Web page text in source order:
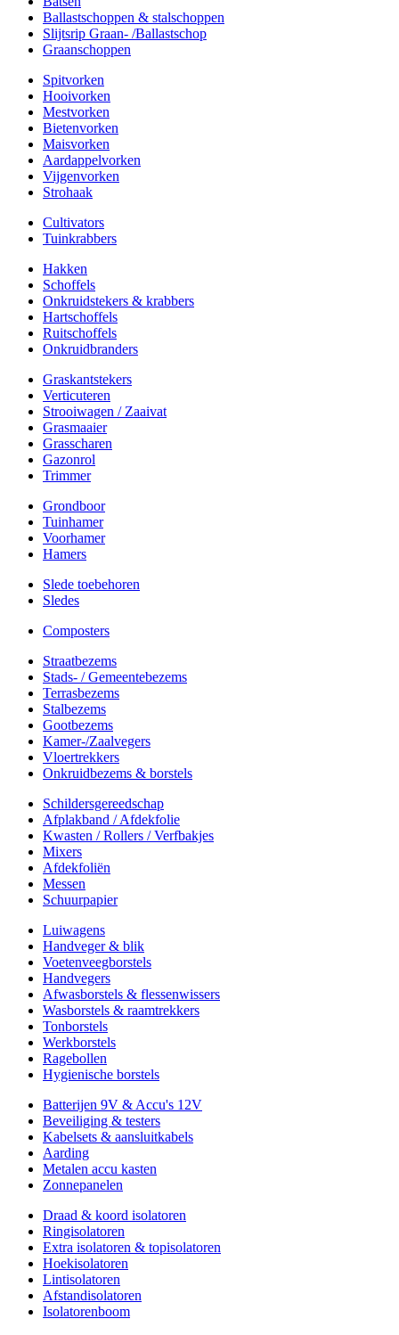
Ballastschoppen & stalschoppen
Slijtsrip Graan- /Ballastschop
Graanschoppen
Spitvorken
Hooivorken
Mestvorken
Bietenvorken
Maisvorken
Aardappelvorken
Vijgenvorken
Strohaak
Cultivators
Tuinkrabbers
Hakken
Schoffels
Onkruidstekers & krabbers
Hartschoffels
Ruitschoffels
Onkruidbranders
Graskantstekers
Verticuteren
Strooiwagen / Zaaivat
Grasmaaier
Grasscharen
Gazonrol
Trimmer
Grondboor
Tuinhamer
Voorhamer
Hamers
Slede toebehoren
Sledes
Composters
Straatbezems
Stads- / Gemeentebezems
Terrasbezems
Stalbezems
Gootbezems
Kamer-/Zaalvegers
Vloertrekkers
Onkruidbezems & borstels
Schildersgereedschap
Afplakband / Afdekfolie
Kwasten / Rollers / Verfbakjes
Mixers
Afdekfoliën
Messen
Schuurpapier
Luiwagens
Handveger & blik
Voetenveegborstels
Handvegers
Afwasborstels & flessenwissers
Wasborstels & raamtrekkers
Tonborstels
Werkborstels
Ragebollen
Hygienische borstels
Batterijen 9V & Accu's 12V
Beveiliging & testers
Kabelsets & aansluitkabels
Aarding
Metalen accu kasten
Zonnepanelen
Draad & koord isolatoren
Ringisolatoren
Extra isolatoren & topisolatoren
Hoekisolatoren
Lintisolatoren
Afstandisolatoren
Isolatorenboom